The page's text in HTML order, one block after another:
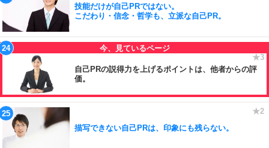
技能だけが自己PRではない。
こだわり・信念・哲学も、立派な自己PR。
自己PRの説得力を上げるポイントは、他者からの評
価。
描写できない自己PRは、印象にも残らない。